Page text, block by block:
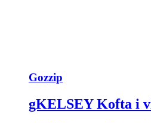
Gozzip
gKELSEY Kofta i